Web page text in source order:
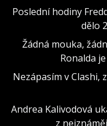
Poslední hodiny
dělo
Žádná mouka,
Ronalda
Nezápasím v Clashi,
Andrea Kalivodová
z